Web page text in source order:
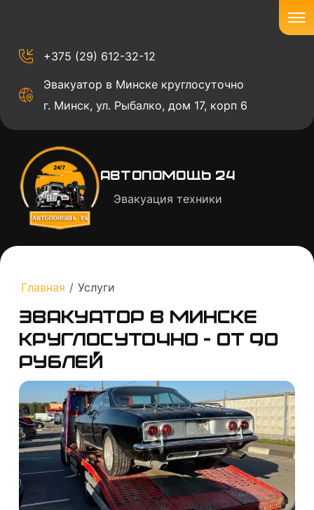
+375 (29) 612-32-12
Эвакуатор в Минске круглосуточно
г. Минск, ул. Рыбалко, дом 17, корп 6
Автопомощь 24
Эвакуация техники
Главная / Услуги
Эвакуатор в Минске
круглосуточно - от 90
рублей